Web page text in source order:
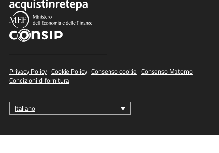
Privacy Policy· Cookie Policy· Consenso cookie Consenso Matomo·
Condizioni di fornitura
Italiano